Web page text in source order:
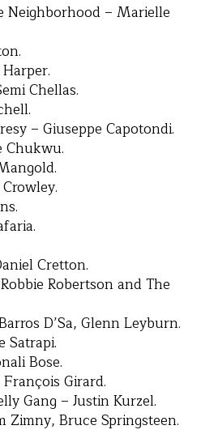
Neighborhood – Marielle
Chellas.
– Giuseppe Capotondi.
Chukwu.
Cretton.
Robertson and The
D’Sa, Glenn Leyburn.
Satrapi.
Bose.
Girard.
Gang – Justin Kurzel.
Zimny, Bruce Springsteen.